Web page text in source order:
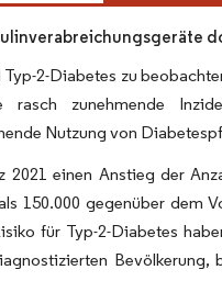
2-Diabetes zu
zunehmende
Nutzung von
einen Anstieg der
150.000 gegenüber dem
für Typ-2-Diabetes
Bevölkerung,